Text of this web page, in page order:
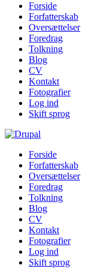
Forside
Forfatterskab
Oversættelser
Foredrag
Tolkning
Blog
CV
Kontakt
Fotografier
Log ind
Skift sprog
Forside
Forfatterskab
Oversættelser
Foredrag
Tolkning
Blog
CV
Kontakt
Fotografier
Log ind
Skift sprog